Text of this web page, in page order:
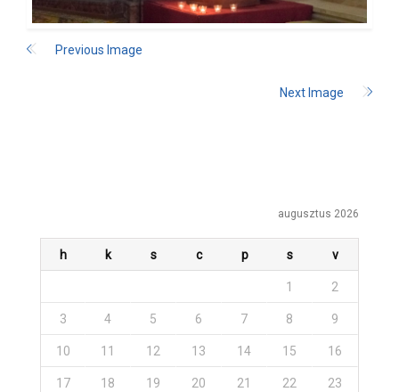
Previous Image
Next Image
augusztus 2026
h k s c p s v
1 2
3 4 5 6 7 8 9
10 11 12 13 14 15 16
17 18 19 20 21 22 23